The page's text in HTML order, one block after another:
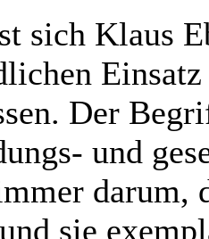
sich Klaus
Der
und
darum,
sie